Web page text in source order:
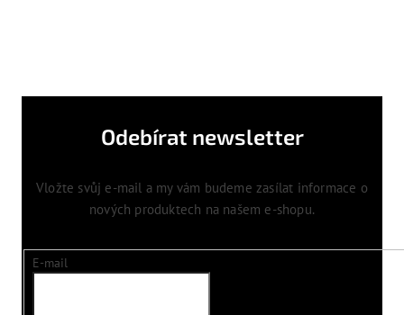
Odebírat newsletter
Vložte svůj e-mail a my vám budeme zasílat informace o
nových produktech na našem e-shopu.
E-mail